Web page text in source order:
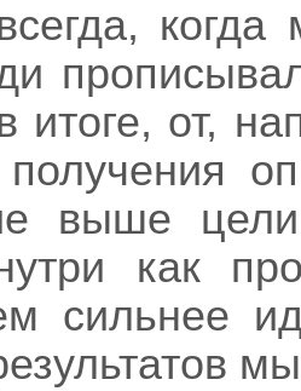
итоге, от,
получения
выше
как
сильнее